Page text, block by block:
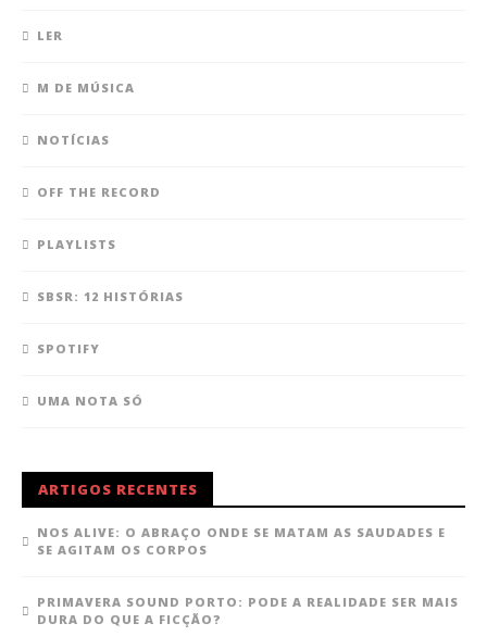
LER
M DE MÚSICA
NOTÍCIAS
OFF THE RECORD
PLAYLISTS
SBSR: 12 HISTÓRIAS
SPOTIFY
UMA NOTA SÓ
ARTIGOS RECENTES
NOS ALIVE: O ABRAÇO ONDE SE MATAM AS SAUDADES E
SE AGITAM OS CORPOS
PRIMAVERA SOUND PORTO: PODE A REALIDADE SER MAIS
DURA DO QUE A FICÇÃO?